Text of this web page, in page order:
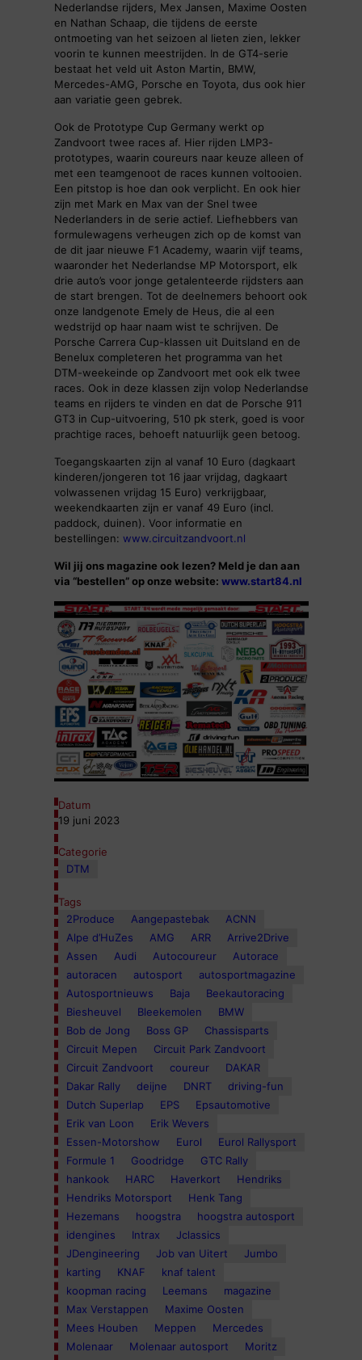
Nederlandse rijders, Mex Jansen, Maxime Oosten
en Nathan Schaap, die tijdens de eerste
ontmoeting van het seizoen al lieten zien, lekker
voorin te kunnen meestrijden. In de GT4-serie
bestaat het veld uit Aston Martin, BMW,
Mercedes-AMG, Porsche en Toyota, dus ook hier
aan variatie geen gebrek.
Ook de Prototype Cup Germany werkt op
Zandvoort twee races af. Hier rijden LMP3-
prototypes, waarin coureurs naar keuze alleen of
met een teamgenoot de races kunnen voltooien.
Een pitstop is hoe dan ook verplicht. En ook hier
zijn met Mark en Max van der Snel twee
Nederlanders in de serie actief. Liefhebbers van
formulewagens verheugen zich op de komst van
de dit jaar nieuwe F1 Academy, waarin vijf teams,
waaronder het Nederlandse MP Motorsport, elk
drie auto’s voor jonge getalenteerde rijdsters aan
de start brengen. Tot de deelnemers behoort ook
onze landgenote Emely de Heus, die al een
wedstrijd op haar naam wist te schrijven. De
Porsche Carrera Cup-klassen uit Duitsland en de
Benelux completeren het programma van het
DTM-weekeinde op Zandvoort met ook elk twee
races. Ook in deze klassen zijn volop Nederlandse
teams en rijders te vinden en dat de Porsche 911
GT3 in Cup-uitvoering, 510 pk sterk, goed is voor
prachtige races, behoeft natuurlijk geen betoog.
Toegangskaarten zijn al vanaf 10 Euro (dagkaart
kinderen/jongeren tot 16 jaar vrijdag, dagkaart
volwassenen vrijdag 15 Euro) verkrijgbaar,
weekendkaarten zijn er vanaf 49 Euro (incl.
paddock, duinen). Voor informatie en
bestellingen: www.circuitzandvoort.nl
Wil jij ons magazine ook lezen? Meld je dan aan
via “bestellen” op onze website: www.start84.nl
Datum
19 juni 2023
Categorie
DTM
Tags
2Produce
Aangepastebak
ACNN
Alpe d’HuZes
AMG ARR
Arrive2Drive
Assen
Audi Autocoureur
Autorace
autoracen
autosport
autosportmagazine
Autosportnieuws
Baja
Beekautoracing
Biesheuvel
Bleekemolen
BMW
Bob de Jong
Boss GP
Chassisparts
Circuit Mepen
Circuit Park Zandvoort
Circuit Zandvoort
coureur
DAKAR
Dakar Rally
deijne DNRT
driving-fun
Dutch Superlap
EPS
Epsautomotive
Erik van Loon
Erik Wevers
Essen-Motorshow
Eurol
Eurol Rallysport
Formule 1
Goodridge
GTC Rally
hankook
HARC Haverkort
Hendriks
Hendriks Motorsport
Henk Tang
Hezemans
hoogstra
hoogstra autosport
idengines
Intrax
Jclassics
JDengineering
Job van Uitert
Jumbo
karting
KNAF
knaf talent
koopman racing
Leemans
magazine
Max Verstappen
Maxime Oosten
Mees Houben
Meppen
Mercedes
Molenaar
Molenaar autosport
Moritz